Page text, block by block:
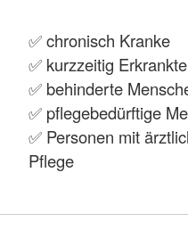
✅ chronisch Kranke
✅ kurzzeitig Erkrankte
✅ behinderte
✅ pflegebedürftige
✅ Personen mit
Pflege